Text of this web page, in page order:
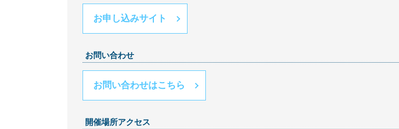
お申し込みサイト
お問い合わせ
お問い合わせはこちら
開催場所アクセス